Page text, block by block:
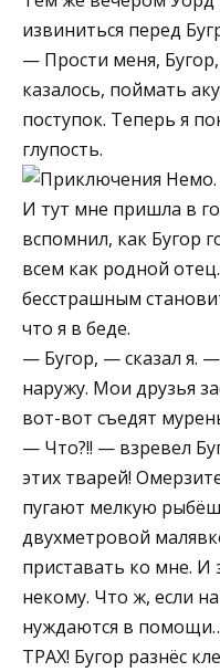
извиниться перед
— Прости меня,
казалось, поймать
поступок. Теперь я
глупость.
И тут мне пришла в
вспомнил, как Бугор
всем как родной
бесстрашным
что я в беде.
— Бугор, — сказал я.
наружу. Мои друзья
вот-вот съедят
— Что?!! — взревел
этих тварей!
пугают мелкую
двухметровой
приставать ко мне.
некому. Что ж, если
нуждаются в
ТРАХ! Бугор разнёс